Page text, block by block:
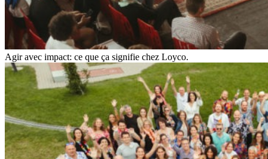
Agir avec impact: ce que ça signifie chez Loyco.